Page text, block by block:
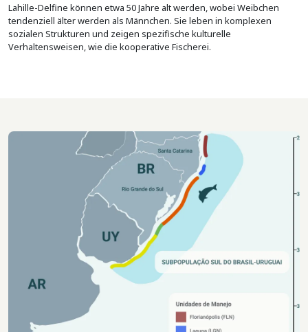
Lahille-Delfine können etwa 50 Jahre alt werden, wobei Weibchen
tendenziell älter werden als Männchen. Sie leben in komplexen
sozialen Strukturen und zeigen spezifische kulturelle
Verhaltensweisen, wie die kooperative Fischerei.
Imagem